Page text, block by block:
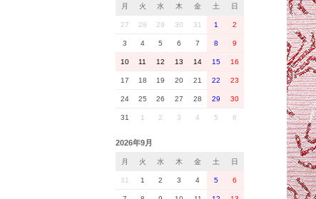
月 火 水 木 金 土 日
27 28 29 30 31 1 2
3 4 5 6 7 8 9
10 11 12 13 14 15 16
17 18 19 20 21 22 23
24 25 26 27 28 29 30
31 1 2 3 4 5 6
2026年9月
月 火 水 木 金 土 日
31 1 2 3 4 5 6